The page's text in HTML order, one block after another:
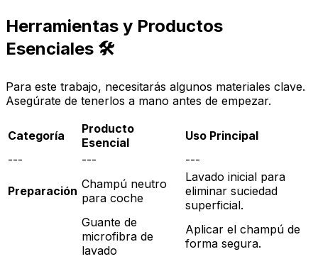
Herramientas y Productos
Esenciales 🛠️
Para este trabajo, necesitarás algunos materiales clave.
Asegúrate de tenerlos a mano antes de empezar.
Categoría
Producto
Esencial
Uso Principal
---
--- ---
Preparación Champú neutro
para coche
Lavado inicial para
eliminar suciedad
superficial.
Guante de
microfibra de
lavado
Aplicar el champú de
forma segura.